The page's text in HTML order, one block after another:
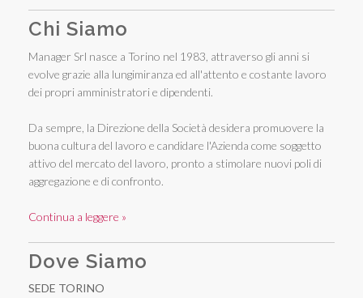
Chi Siamo
Manager Srl nasce a Torino nel 1983, attraverso gli anni si
evolve grazie alla lungimiranza ed all'attento e costante lavoro
dei propri amministratori e dipendenti.
Da sempre, la Direzione della Società desidera promuovere la
buona cultura del lavoro e candidare l'Azienda come soggetto
attivo del mercato del lavoro, pronto a stimolare nuovi poli di
aggregazione e di confronto.
Continua a leggere »
Dove Siamo
SEDE TORINO